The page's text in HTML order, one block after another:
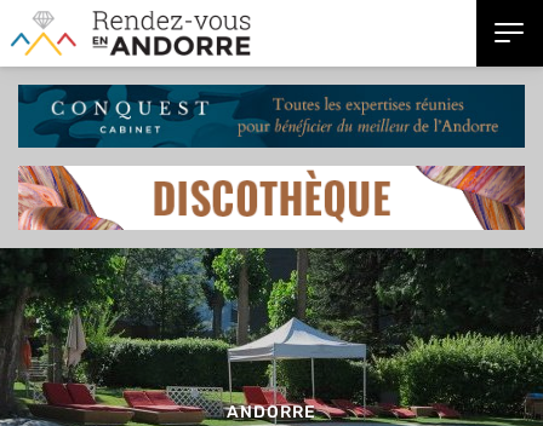
ANDORRE